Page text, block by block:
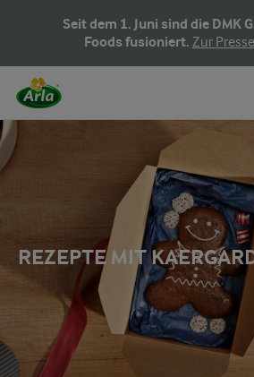
Seit dem 1. Juni sind die DMK
Foods fusioniert. Zur
REZEPTE MIT